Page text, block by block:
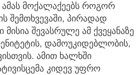
ამას მოქალაქეებს როგორ
შემთხვევაში, პირადად
შევასრულე ამ ქვეყანაზე
დამოუკიდებლობის,
ამით ხალხში
კიდევ უფრო